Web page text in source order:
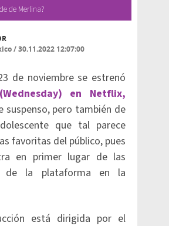
de Merlina?
/30.11.2022 12:07:00
de noviembre se estrenó
en Netflix,
suspenso, pero también de
que tal parece
favoritas del público, pues
en primer lugar de las
de la plataforma en la
está dirigida por el